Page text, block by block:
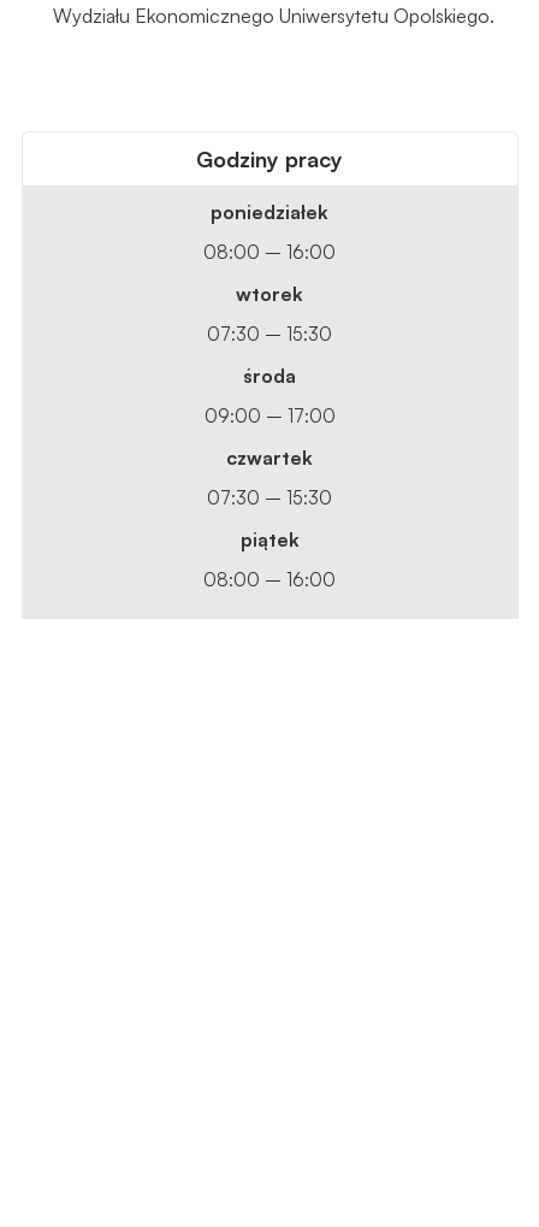
Wydziału Ekonomicznego Uniwersytetu Opolskiego.
Godziny pracy
poniedziałek
08:00 – 16:00
wtorek
07:30 – 15:30
środa
09:00 – 17:00
czwartek
07:30 – 15:30
piątek
08:00 – 16:00